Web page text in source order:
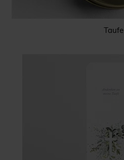
Taufe